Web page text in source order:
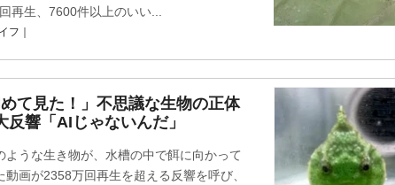
再生、7600件以上のいい...
フ｜
めて見た！」不思議な生物の正体
響「AIじゃないんだ」
うな生き物が、水槽の中で餌に向かって
画が2358万回再生を超える反響を呼び、